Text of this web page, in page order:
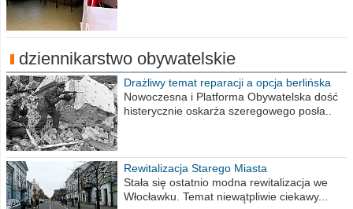
dziennikarstwo obywatelskie
Drażliwy temat reparacji a opcja berlińska
Nowoczesna i Platforma Obywatelska dość
histerycznie oskarża szeregowego posła..
Rewitalizacja Starego Miasta
Stała się ostatnio modna rewitalizacja we
Włocławku. Temat niewątpliwie ciekawy...